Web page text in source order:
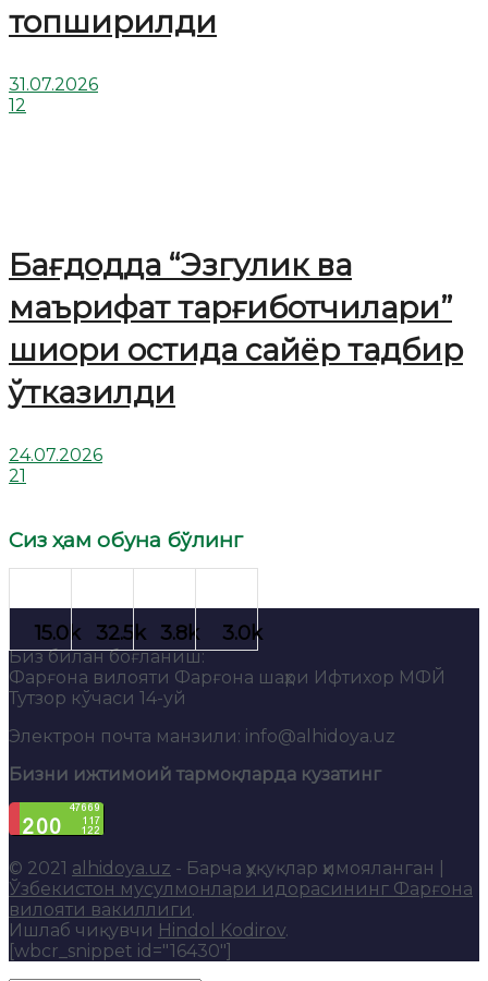
топширилди
31.07.2026
12
Бағдодда “Эзгулик ва
маърифат тарғиботчилари”
шиори остида сайёр тадбир
ўтказилди
24.07.2026
21
Сиз ҳам обуна бўлинг
Биз билан боғланиш:
Фарғона вилояти Фарғона шаҳри Ифтихор МФЙ
Тутзор кўчаси 14-уй
Электрон почта манзили: info@alhidoya.uz
Бизни ижтимоий тармоқларда кузатинг
© 2021 alhidoya.uz - Барча ҳуқуқлар ҳимояланган |
Ўзбекистон мусулмонлари идорасининг Фарғона
вилояти вакиллиги.
Ишлаб чиқувчи Hindol Kodirov.
[wbcr_snippet id="16430"]